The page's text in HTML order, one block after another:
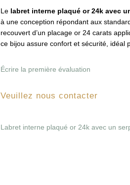
Le labret interne plaqué or 24k avec
à une conception répondant aux
recouvert d’un placage or 24 carats
ce bijou assure confort et sécurité, idéal
Écrire la première évaluation
Veuillez nous contacter
Labret interne plaqué or 24k avec un